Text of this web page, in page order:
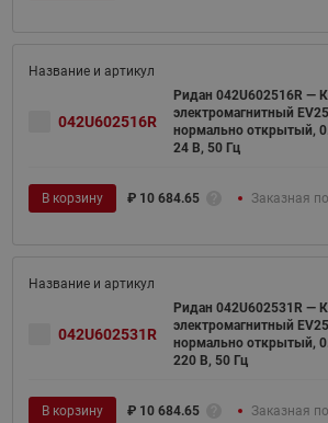
042U602516R
Ридан 042U602516R —
электромагнитный
нормально открытый,
24 В, 50 Гц
В корзину ₽ 10 684.65 Заказная
042U602531R
Ридан 042U602531R —
электромагнитный
нормально открытый,
220 В, 50 Гц
В корзину ₽ 10 684.65 Заказная